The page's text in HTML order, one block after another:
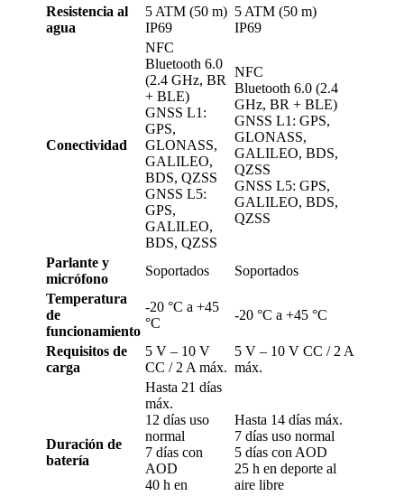
Resistencia al
agua
5 ATM (50 m)
IP69
5 ATM (50 m)
IP69
Conectividad
NFC
Bluetooth 6.0
(2.4 GHz, BR
+ BLE)
GNSS L1:
GPS,
GLONASS,
GALILEO,
BDS, QZSS
GNSS L5:
GPS,
GALILEO,
BDS, QZSS
NFC
Bluetooth 6.0 (2.4
GHz, BR + BLE)
GNSS L1: GPS,
GLONASS,
GALILEO, BDS,
QZSS
GNSS L5: GPS,
GALILEO, BDS,
QZSS
Parlante y
micrófono
Soportados
Soportados
Temperatura
de
funcionamiento
-20 °C a +45
°C
-20 °C a +45 °C
Requisitos de
carga
5 V – 10 V
CC / 2 A máx.
5 V – 10 V CC / 2 A
máx.
Duración de
batería
Hasta 21 días
máx.
12 días uso
normal
7 días con
AOD
40 h en
Hasta 14 días máx.
7 días uso normal
5 días con AOD
25 h en deporte al
aire libre